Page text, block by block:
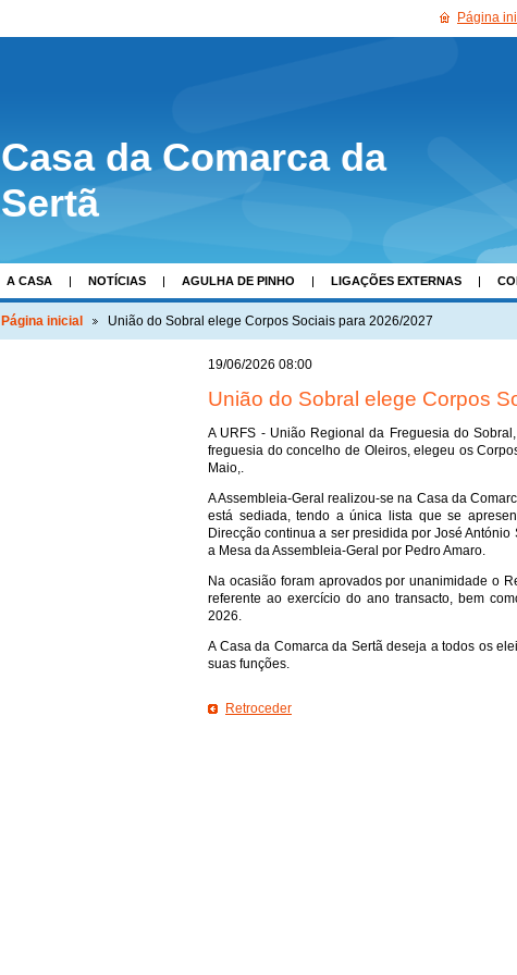
Casa da Comarca da
Sertã
A CASA NOTÍCIAS AGULHA DE PINHO LIGAÇÕES EXTERNAS
Página inicial União do Sobral elege Corpos Sociais para 2026/2027
19/06/2026 08:00
União do Sobral elege Corpos
A URFS - União Regional da Freguesia do
freguesia do concelho de Oleiros, elegeu os
Maio,.
A Assembleia-Geral realizou-se na Casa da
está sediada, tendo a única lista que se
Direcção continua a ser presidida por José
a Mesa da Assembleia-Geral por Pedro Amaro.
Na ocasião foram aprovados por unanimidade o
referente ao exercício do ano transacto, bem
2026.
A Casa da Comarca da Sertã deseja a todos os
suas funções.
Retroceder
Página